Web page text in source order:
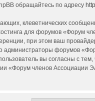
обращайтесь по адресу
клеветнических
для форумов
при этом ваш
администраторы форумов
вы согласны с
«Форум членов Ассоциации